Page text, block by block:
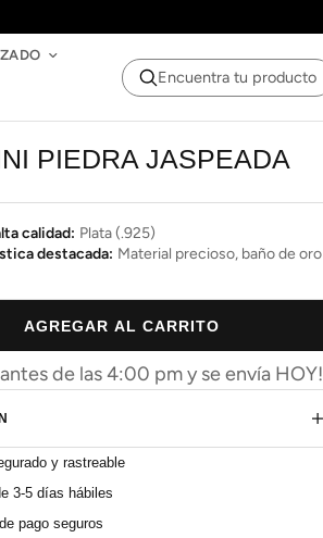
Encuentra tu producto
PIEDRA JASPEADA
calidad: Plata (.925)
destacada: Material precioso, baño de oro
AGREGAR AL CARRITO
de las 4:00 pm y se envía HOY!
y rastreable
3-5 días hábiles
pago seguros